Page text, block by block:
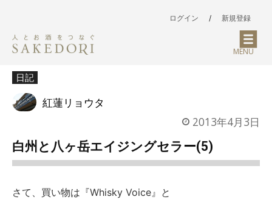
ログイン / 新規登録
MENU
日記
紅蓮リョウタ
2013年4月3日
白州と八ヶ岳エイジングセラー(5)
さて、買い物は『Whisky Voice』と